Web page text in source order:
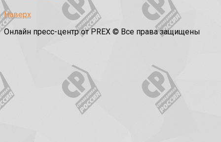
Наверх
Онлайн пресс-центр от PREX © Все права защищены